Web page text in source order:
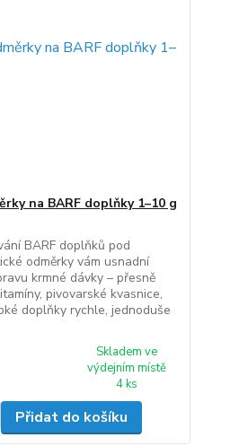
na BARF doplňky 1–10 g
BARF doplňků pod
odměrky vám usnadní
krmné dávky – přesně
pivovarské kvasnice,
doplňky rychle, jednoduše
Skladem ve
výdejním místě
4 ks
Přidat do košíku